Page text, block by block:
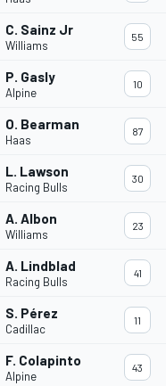
C. Sainz Jr
Williams
55
P. Gasly
Alpine
10
O. Bearman
Haas
87
L. Lawson
Racing Bulls
30
A. Albon
Williams
23
A. Lindblad
Racing Bulls
41
S. Pérez
Cadillac
11
F. Colapinto
Alpine
43